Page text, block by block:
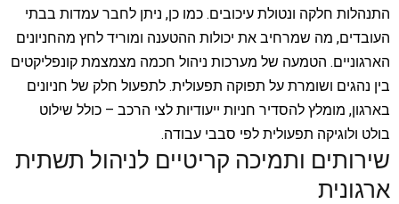
התנהלות חלקה ונטולת עיכובים. כמו כן, ניתן לחבר עמדות בבתי
העובדים, מה שמרחיב את יכולות ההטענה ומוריד לחץ מהחניונים
הארגוניים. הטמעה של מערכות ניהול חכמה מצמצמת קונפליקטים
בין נהגים ושומרת על תפוקה תפעולית. לתפעול חלק של חניונים
בארגון, מומלץ להסדיר חניות ייעודיות לצי הרכב – כולל שילוט
בולט ולוגיקה תפעולית לפי סבבי עבודה.
שירותים ותמיכה קריטיים לניהול תשתית
ארגונית